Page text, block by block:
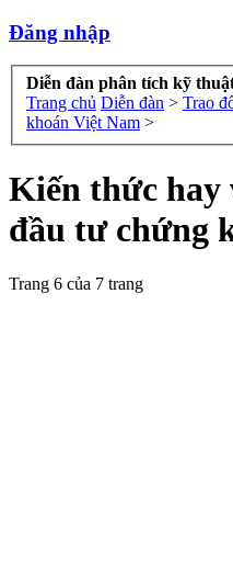
Đăng nhập
Diễn đàn phân tích kỹ
Trang chủ Diễn đàn > Trao
khoán Việt Nam >
Kiến thức hay
đầu tư chứng
Trang 6 của 7 trang